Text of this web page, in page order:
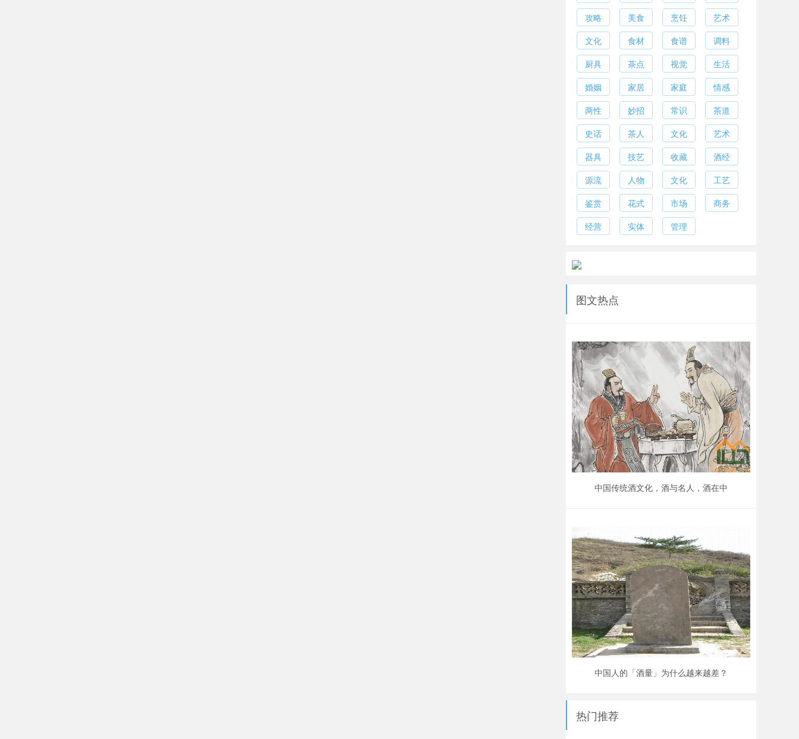
攻略
美食 烹饪
艺术
文化
食材 食谱
调料
厨具
茶点 视觉
生活
婚姻
家居 家庭
情感
两性
妙招 常识
茶道
史话
茶人 文化
艺术
器具
技艺 收藏
酒经
源流
人物 文化
工艺
鉴赏
花式 市场
商务
经营
实体 管理
图文热点
中国传统酒文化，酒与名人，酒在中
中国人的「酒量」为什么越来越差？
热门推荐